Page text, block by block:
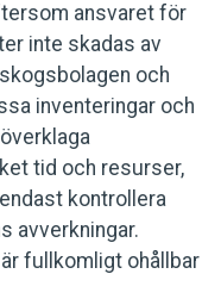
ansvaret för
inte skadas av
och
inventeringar och
tid och resurser,
kontrollera
avverkningar.
fullkomligt ohållbar